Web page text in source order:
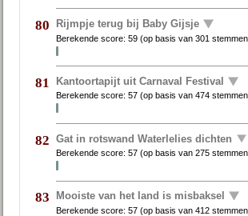
80 Rijmpje terug bij Baby Gijsje
Berekende score:59 (op basis van301 stemmen
81 Kantoortapijt uit Carnaval Festival
Berekende score:57 (op basis van474 stemmen
82 Gat in rotswand Waterlelies dichten
Berekende score:57 (op basis van275 stemmen
83 Mooiste van het land is misbaksel
Berekende score:57 (op basis van412 stemmen